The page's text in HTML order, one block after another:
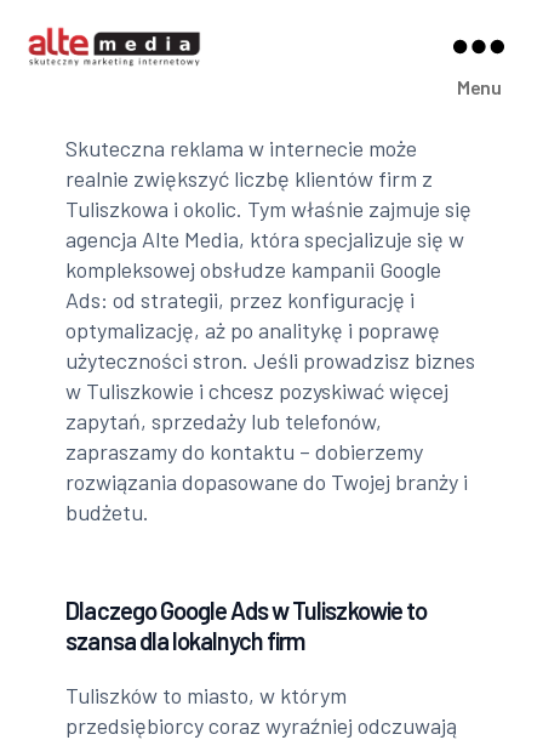
Media
Menu
Skuteczna reklama w internecie może
realnie zwiększyć liczbę klientów firm z
Tuliszkowa i okolic. Tym właśnie zajmuje się
agencja Alte Media, która specjalizuje się w
kompleksowej obsłudze kampanii Google
Ads: od strategii, przez konfigurację i
optymalizację, aż po analitykę i poprawę
użyteczności stron. Jeśli prowadzisz biznes
w Tuliszkowie i chcesz pozyskiwać więcej
zapytań, sprzedaży lub telefonów,
zapraszamy do kontaktu – dobierzemy
rozwiązania dopasowane do Twojej branży i
budżetu.
Dlaczego Google Ads w Tuliszkowie to
szansa dla lokalnych firm
Tuliszków to miasto, w którym
przedsiębiorcy coraz wyraźniej odczuwają